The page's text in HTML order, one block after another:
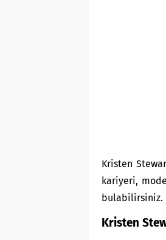
Kristen
kariyeri,
bulabilirsiniz.
Kristen